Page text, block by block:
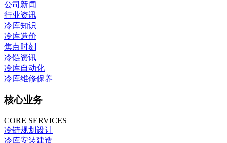
公司新闻
行业资讯
冷库知识
冷库造价
焦点时刻
冷链资讯
冷库自动化
冷库维修保养
核心业务
CORE SERVICES
冷链规划设计
冷库安装建造